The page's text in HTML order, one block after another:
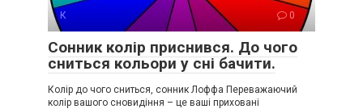
К 0
Сонник колір приснився. До чого
сниться кольори у сні бачити.
Колір до чого сниться, сонник Лоффа Переважаючий
колір вашого сновидіння – це ваші приховані